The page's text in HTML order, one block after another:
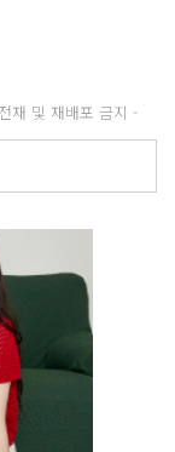
재 및 재배포 금지 -